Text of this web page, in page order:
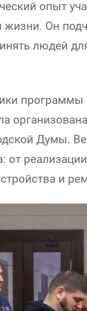
опыт
Он
людей
программы
Думы.
и